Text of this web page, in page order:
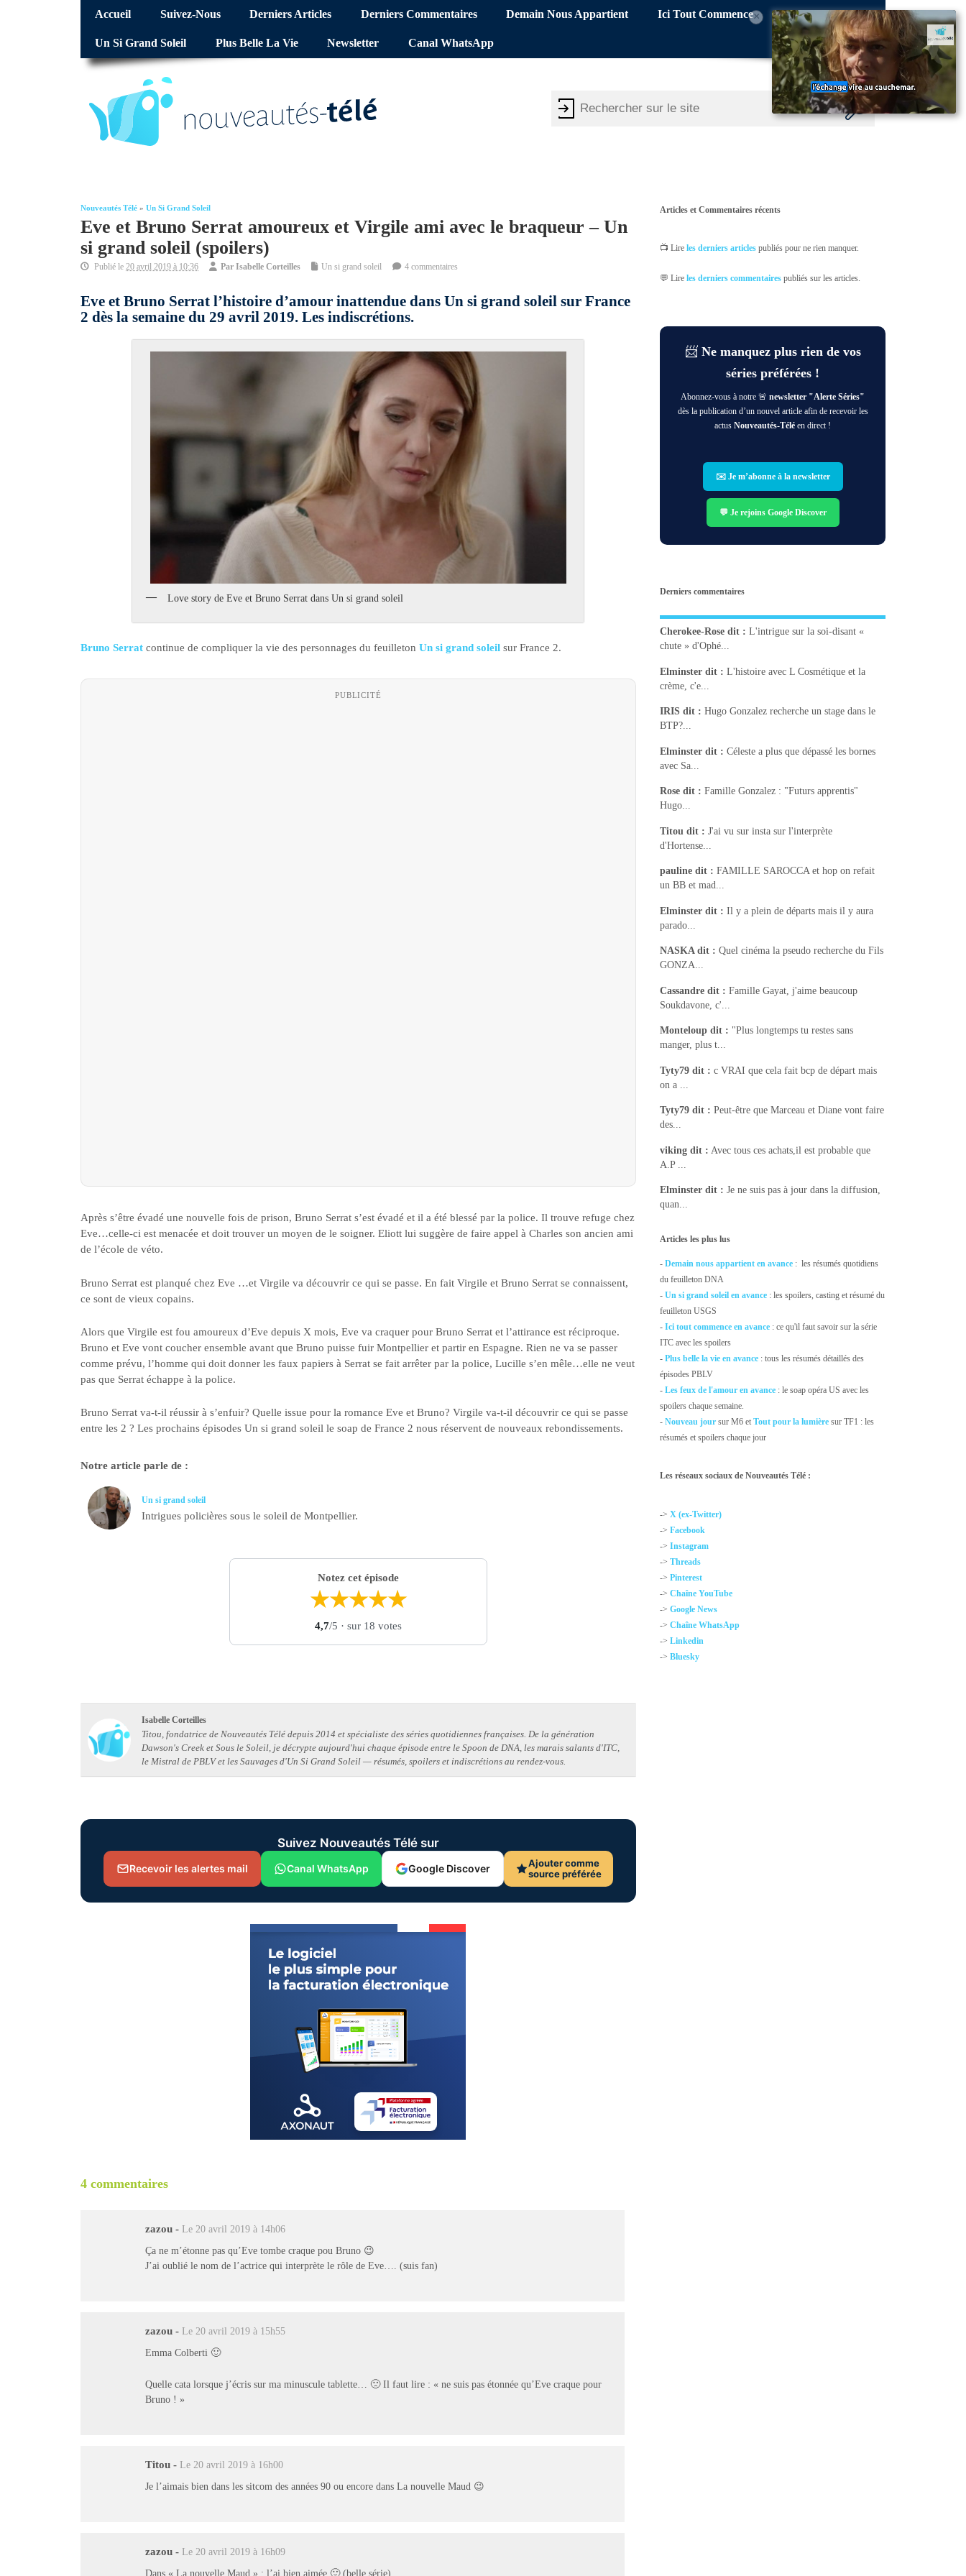
Accueil Suivez-Nous Derniers Articles Derniers Commentaires Demain Nous Appartient Ici Tout Commence
Un Si Grand Soleil Plus Belle La Vie Newsletter Canal WhatsApp
Nouveautés Télé » Un Si Grand Soleil
Eve et Bruno Serrat amoureux et Virgile ami avec le braqueur – Un
si grand soleil (spoilers)
Publié le 20 avril 2019 à 10:36 Par Isabelle Corteilles Un si grand soleil 4 commentaires
Eve et Bruno Serrat l’histoire d’amour inattendue dans Un si grand soleil sur France
2 dès la semaine du 29 avril 2019. Les indiscrétions.
Love story de Eve et Bruno Serrat dans Un si grand soleil
Bruno Serrat continue de compliquer la vie des personnages du feuilleton Un si grand soleil sur France 2.
PUBLICITÉ
Après s’être évadé une nouvelle fois de prison, Bruno Serrat s’est évadé et il a été blessé par la police. Il trouve refuge chez
Eve…celle-ci est menacée et doit trouver un moyen de le soigner. Eliott lui suggère de faire appel à Charles son ancien ami
de l’école de véto.
Bruno Serrat est planqué chez Eve …et Virgile va découvrir ce qui se passe. En fait Virgile et Bruno Serrat se connaissent,
ce sont de vieux copains.
Alors que Virgile est fou amoureux d’Eve depuis X mois, Eve va craquer pour Bruno Serrat et l’attirance est réciproque.
Bruno et Eve vont coucher ensemble avant que Bruno puisse fuir Montpellier et partir en Espagne. Rien ne va se passer
comme prévu, l’homme qui doit donner les faux papiers à Serrat se fait arrêter par la police, Lucille s’en mêle…elle ne veut
pas que Serrat échappe à la police.
Bruno Serrat va-t-il réussir à s’enfuir? Quelle issue pour la romance Eve et Bruno? Virgile va-t-il découvrir ce qui se passe
entre les 2 ? Les prochains épisodes Un si grand soleil le soap de France 2 nous réservent de nouveaux rebondissements.
Notre article parle de :
Un si grand soleil
Intrigues policières sous le soleil de Montpellier.
Notez cet épisode
★★★★★
4,7/5 · sur 18 votes
Isabelle Corteilles
Titou, fondatrice de Nouveautés Télé depuis 2014 et spécialiste des séries quotidiennes françaises. De la génération
Dawson's Creek et Sous le Soleil, je décrypte aujourd'hui chaque épisode entre le Spoon de DNA, les marais salants d'ITC,
le Mistral de PBLV et les Sauvages d'Un Si Grand Soleil — résumés, spoilers et indiscrétions au rendez-vous.
Suivez Nouveautés Télé sur
Recevoir les alertes mail Canal WhatsApp Google Discover
Ajouter comme
source préférée
4 commentaires
zazou - Le 20 avril 2019 à 14h06
Ça ne m’étonne pas qu’Eve tombe craque pou Bruno 😉
J’ai oublié le nom de l’actrice qui interprète le rôle de Eve…. (suis fan)
zazou - Le 20 avril 2019 à 15h55
Emma Colberti 🙂
Quelle cata lorsque j’écris sur ma minuscule tablette… 🙁 Il faut lire : « ne suis pas étonnée qu’Eve craque pour
Bruno ! »
Titou - Le 20 avril 2019 à 16h00
Je l’aimais bien dans les sitcom des années 90 ou encore dans La nouvelle Maud 😉
zazou - Le 20 avril 2019 à 16h09
Dans « La nouvelle Maud » : l’ai bien aimée 🙂 (belle série)
×
Articles et Commentaires récents
📺 Lireles derniers articles publiés pour ne rien manquer.
💬 Lireles derniers commentaires publiés sur les articles.
📨 Ne manquez plus rien de vos
séries préférées !
Abonnez-vous à notre 🚨newsletter "Alerte Séries"
dès la publication d’un nouvel article afin de recevoir les
actusNouveautés-Télé en direct !
✉️ Je m’abonne à la newsletter
💬 Je rejoins Google Discover
Derniers commentaires
Cherokee-Rose dit : L'intrigue sur la soi-disant «
chute » d'Ophé...
Elminster dit : L'histoire avec L Cosmétique et la
crème, c'e...
IRIS dit : Hugo Gonzalez recherche un stage dans le
BTP?...
Elminster dit : Céleste a plus que dépassé les bornes
avec Sa...
Rose dit : Famille Gonzalez : "Futurs apprentis"
Hugo...
Titou dit : J'ai vu sur insta sur l'interprète
d'Hortense...
pauline dit : FAMILLE SAROCCA et hop on refait
un BB et mad...
Elminster dit : Il y a plein de départs mais il y aura
parado...
NASKAdit : Quel cinéma la pseudo recherche du Fils
GONZA...
Cassandre dit : Famille Gayat, j'aime beaucoup
Soukdavone, c'...
Monteloup dit : "Plus longtemps tu restes sans
manger, plus t...
Tyty79 dit : c VRAI que cela fait bcp de départ mais
on a ...
Tyty79 dit : Peut-être que Marceau et Diane vont faire
des...
viking dit : Avec tous ces achats,il est probable que
A.P ...
Elminster dit : Je ne suis pas à jour dans la diffusion,
quan...
Articles les plus lus
-Demain nous appartient en avance : les résumés quotidiens
du feuilleton DNA
-Un si grand soleil en avance : les spoilers, casting et résumé du
feuilleton USGS
-Ici tout commence en avance : ce qu'il faut savoir sur la série
ITC avec les spoilers
- Plus belle la vie en avance : tous les résumés détaillés des
épisodes PBLV
-Les feux de l'amour en avance : le soap opéra US avec les
spoilers chaque semaine.
-Nouveau jour sur M6 etTout pour la lumière sur TF1 : les
résumés et spoilers chaque jour
Les réseaux sociaux de Nouveautés Télé :
->X (ex-Twitter)
->Facebook
->Instagram
->Threads
->Pinterest
->Chaîne YouTube
->Google News
->Chaîne WhatsApp
->Linkedin
->Bluesky